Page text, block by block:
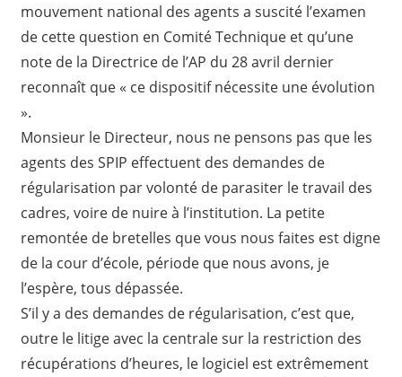
mouvement national des agents a suscité l’examen
de cette question en Comité Technique et qu’une
note de la Directrice de l’AP du 28 avril dernier
reconnaît que « ce dispositif nécessite une évolution
».
Monsieur le Directeur, nous ne pensons pas que les
agents des SPIP effectuent des demandes de
régularisation par volonté de parasiter le travail des
cadres, voire de nuire à l’institution. La petite
remontée de bretelles que vous nous faites est digne
de la cour d’école, période que nous avons, je
l’espère, tous dépassée.
S’il y a des demandes de régularisation, c’est que,
outre le litige avec la centrale sur la restriction des
récupérations d’heures, le logiciel est extrêmement